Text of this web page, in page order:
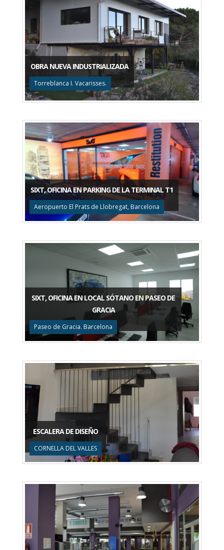
OBRA NUEVA INDUSTRIALIZADA
Torreblanca I. Vacarisses.
SIXT, OFICINA EN PARKING DE LA TERMINAL T1
Aeropuerto El Prats de Llobregat, Barcelona
SIXT, OFICINA EN LOCAL SÓTANO EN PASEO DE
GRACIA
Paseo de Gracia. Barcelona
ESCALERA DE DISEÑO
CORNELLA DEL VALLES